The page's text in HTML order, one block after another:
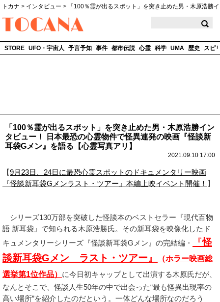
トカナ > インタビュー >
「100％霊が出るスポット」を突き止めた男・木原浩勝
STORE UFO・宇宙人 予言予知 事件 都市伝説 心霊 科学 UMA 歴史 スピ
「100％霊が出るスポット」を突き止めた男・木原浩勝イン
タビュー！ 日本最恐の心霊物件で怪異連発の映画『怪談新
耳袋Gメン』を語る【心霊写真アリ】
2021.09.10 17:00
【9月23日、24日に最恐心霊スポットのドキュメンタリー映画
『怪談新耳袋Gメンラスト・ツアー』本編上映イベント開催！ 】
シリーズ130万部を突破した怪談本のベストセラー『現代百物
語 新耳袋』で知られる木原浩勝氏。その新耳袋を映像化したド
キュメンタリーシリーズ『怪談新耳袋Gメン』の完結編・
『怪
談新耳袋Gメン ラスト・ツアー』
（ホラー映画総
選挙第1位作品） に今日初キャップとして出演する木原氏だが、
なんとそこで、怪談人生50年の中で出会った“最も怪異出現率の
高い場所”を紹介したのだという。一体どんな場所なのだろう